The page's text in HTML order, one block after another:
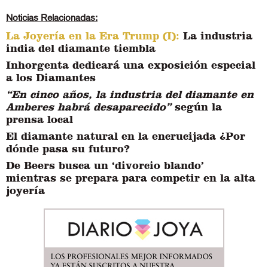
Noticias Relacionadas:
La Joyería en la Era Trump (I): La industria
india del diamante tiembla
Inhorgenta dedicará una exposición especial
a los Diamantes
“En cinco años, la industria del diamante en
Amberes habrá desaparecido”según la
prensa local
El diamante natural en la encrucijada ¿Por
dónde pasa su futuro?
De Beers busca un ‘divorcio blando’
mientras se prepara para competir en la alta
joyería